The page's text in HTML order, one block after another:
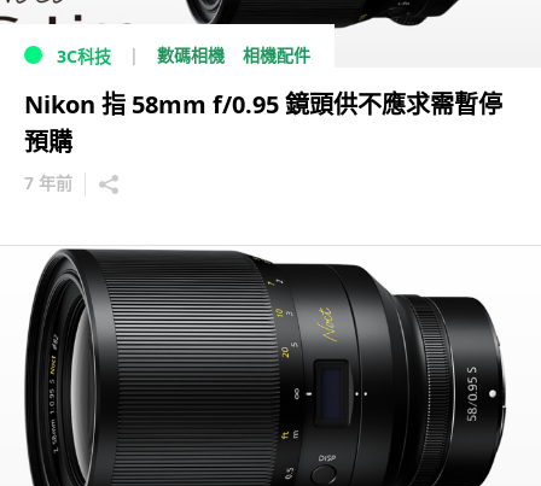
3C科技 數碼相機 相機配件
Nikon 指 58mm f/0.95 鏡頭供不應求需暫停
預購
7 年前